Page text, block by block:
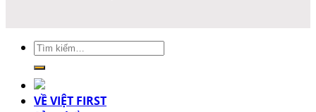
Tìm
kiếm:
VỀ VIỆT FIRST